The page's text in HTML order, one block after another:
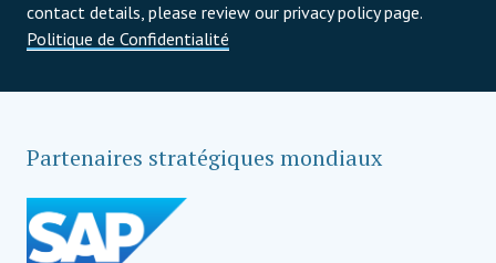
contact details, please review our privacy policy page.
Politique de Confidentialité
Partenaires stratégiques mondiaux